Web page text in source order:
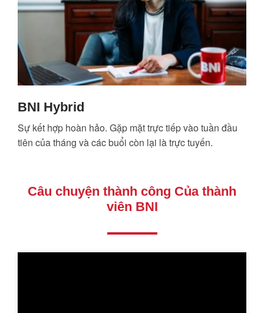
BNI Hybrid
Sự kết hợp hoàn hảo. Gặp mặt trực tiếp vào tuần đầu
tiên của tháng và các buổi còn lại là trực tuyến.
Câu chuyện thành công Của thành
viên BNI